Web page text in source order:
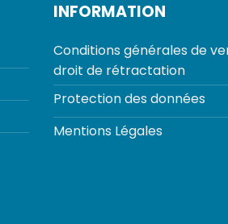
INFORMATION
Conditions générales de
droit de rétractation
Protection des données
Mentions Légales